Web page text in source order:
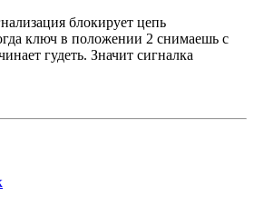
блокирует цепь
ключ в положении 2 снимаешь с
гудеть. Значит сигналка